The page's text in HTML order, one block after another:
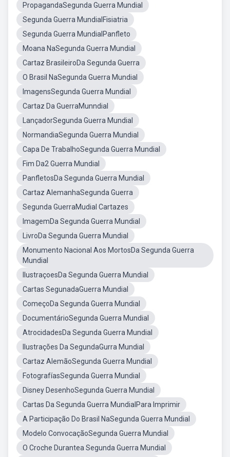
PropagandaSegunda Guerra Mundial
Segunda Guerra MundialFisiatria
Segunda Guerra MundialPanfleto
Moana NaSegunda Guerra Mundial
Cartaz BrasileiroDa Segunda Guerra
O Brasil NaSegunda Guerra Mundial
ImagensSegunda Guerra Mundial
Cartaz Da GuerraMunndial
LançadorSegunda Guerra Mundial
NormandiaSegunda Guerra Mundial
Capa De TrabalhoSegunda Guerra Mundial
Fim Da2 Guerra Mundial
PanfletosDa Segunda Guerra Mundial
Cartaz AlemanhaSegunda Guerra
Segunda GuerraMudial Cartazes
ImagemDa Segunda Guerra Mundial
LivroDa Segunda Guerra Mundial
Monumento Nacional Aos MortosDa Segunda Guerra
Mundial
IlustraçoesDa Segunda Guerra Mundial
Cartas SegunadaGuerra Mundial
ComeçoDa Segunda Guerra Mundial
DocumentárioSegunda Guerra Mundial
AtrocidadesDa Segunda Guerra Mundial
Ilustrações Da SegundaGurra Mundial
Cartaz AlemãoSegunda Guerra Mundial
FotografíasSegunda Guerra Mundial
Disney DesenhoSegunda Guerra Mundial
Cartas Da Segunda Guerra MundialPara Imprimir
A Participação Do Brasil NaSegunda Guerra Mundial
Modelo ConvocaçãoSegunda Guerra Mundial
O Croche Durantea Segunda Guerra Mundial